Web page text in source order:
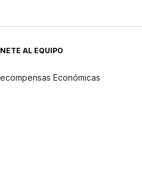
AL EQUIPO
Económicas